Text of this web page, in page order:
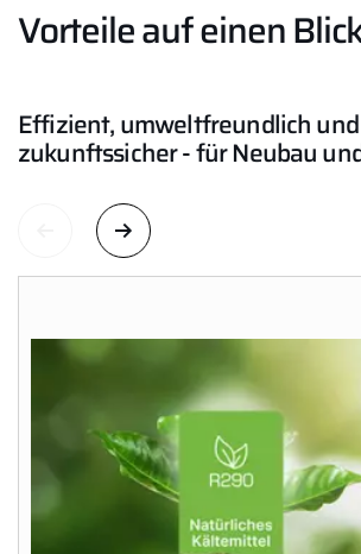
Vorteile auf einen
Effizient, umweltfreundlich und
zukunftssicher - für Neubau